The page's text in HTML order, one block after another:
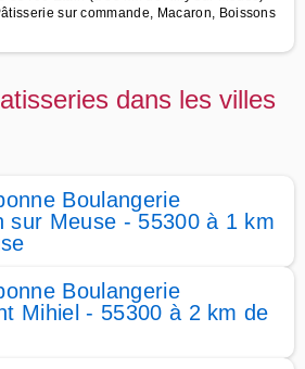
sur commande, Macaron, Boissons
dans les villes
Boulangerie
sur Meuse - 55300 à 1 km
Boulangerie
Mihiel - 55300 à 2 km de